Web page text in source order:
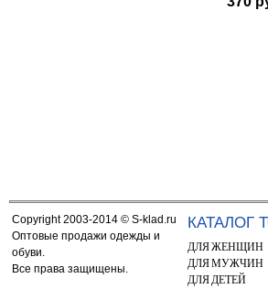
Copyright 2003-2014 © S-klad.ru
Оптовые продажи одежды и
обуви.
Все права защищены.
КАТАЛОГ
ДЛЯ ЖЕНЩИН
ДЛЯ МУЖЧИН
ДЛЯ ДЕТЕЙ